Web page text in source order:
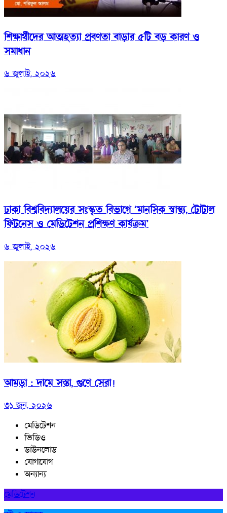
শিক্ষার্থীদের আত্মহত্যা প্রবণতা বাড়ার ৫টি বড় কারণ ও
সমাধান
৬ জুলাই, ২০২৬
ঢাকা বিশ্ববিদ্যালয়ের সংস্কৃত বিভাগে ‘মানসিক স্বাস্থ্য, টোটাল
ফিটনেস ও মেডিটেশন প্রশিক্ষণ কার্যক্রম’
৬ জুলাই, ২০২৬
আমড়া : দামে সস্তা, গুণে সেরা!
৩১ জুন, ২০২৬
মেডিটেশন
ভিডিও
ডাউনলোড
যোগাযোগ
অন্যান্য
মেডিটেশন